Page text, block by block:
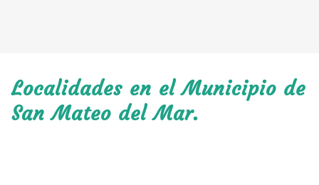
Localidades en el Municipio de
San Mateo del Mar.